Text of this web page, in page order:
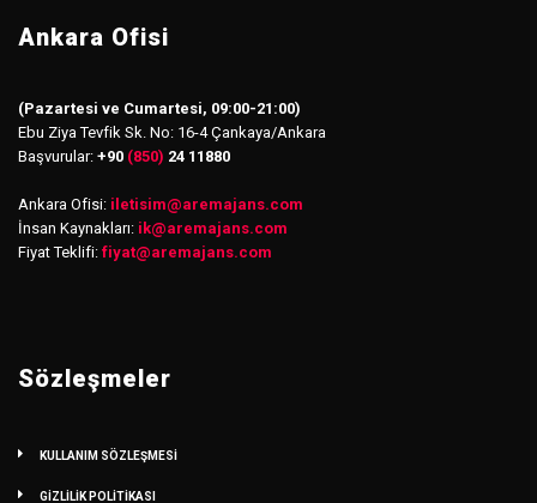
Ankara Ofisi
(Pazartesi ve Cumartesi, 09:00-21:00)
Ebu Ziya Tevfik Sk. No: 16-4 Çankaya/Ankara
Başvurular: +90 (850) 24 11880
Ankara Ofisi: iletisim@aremajans.com
İnsan Kaynakları: ik@aremajans.com
Fiyat Teklifi: fiyat@aremajans.com
Sözleşmeler
KULLANIM SÖZLEŞMESİ
GİZLİLİK POLİTİKASI